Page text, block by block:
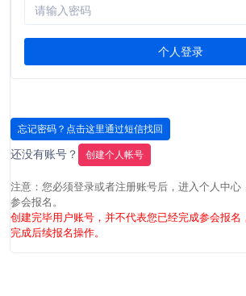
个人登录
忘记密码？点击这里通过短信找回
还没有账号？ 创建个人帐号
注意：您必须登录或者注册账号后，进入个人中心
参会报名。
创建完毕用户账号，并不代表您已经完成参会报名
完成后续报名操作。